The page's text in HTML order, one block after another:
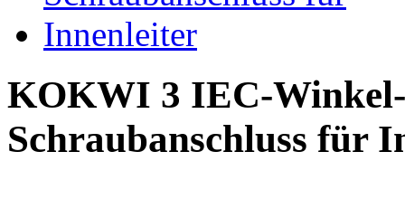
KOKWI 3 IEC-
Schraubanschluss für